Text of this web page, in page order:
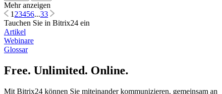
Mehr anzeigen
1 23456...33
Tauchen Sie in Bitrix24 ein
Artikel
Webinare
Glossar
Free. Unlimited. Online.
Mit Bitrix24 können Sie miteinander kommunizieren, gemeinsam an